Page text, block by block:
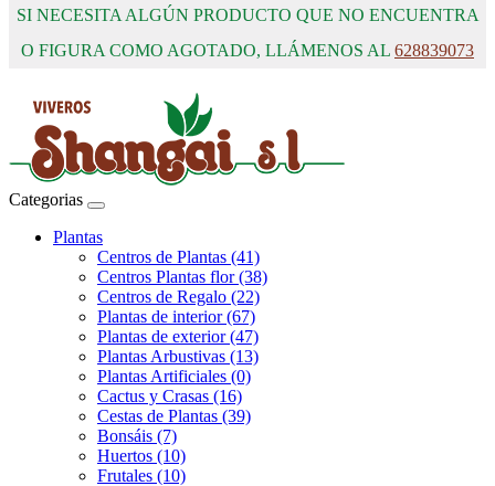
SI NECESITA ALGÚN PRODUCTO QUE NO ENCUENTRA
O FIGURA COMO AGOTADO, LLÁMENOS AL 628839073
Categorias
Plantas
Centros de Plantas (41)
Centros Plantas flor (38)
Centros de Regalo (22)
Plantas de interior (67)
Plantas de exterior (47)
Plantas Arbustivas (13)
Plantas Artificiales (0)
Cactus y Crasas (16)
Cestas de Plantas (39)
Bonsáis (7)
Huertos (10)
Frutales (10)